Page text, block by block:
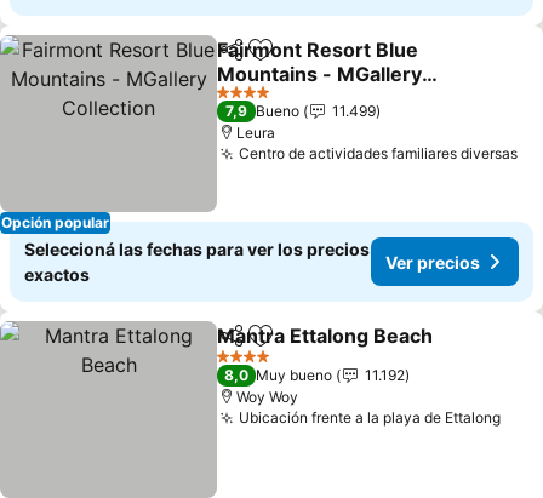
Opción popular
CompartirAñadir a favoritos
Fairmont Resort Blue
Mountains - MGallery
Collection
4 Estrellas
7,9 Bueno
11.499
Leura
Centro de actividades familiares diversas
Seleccioná las fechas para ver los precios
exactos
Ver precios
CompartirAñadir a favoritos
Mantra Ettalong Beach
4 Estrellas
8,0 Muy bueno
11.192
Woy Woy
Ubicación frente a la playa de Ettalong